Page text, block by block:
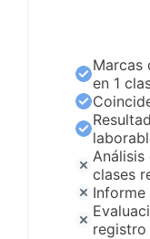
Marcas
en 1
clases
registro